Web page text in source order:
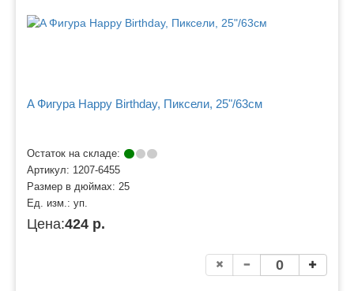
A Фигура Happy Birthday, Пиксели, 25"/63см
Остаток на складе:
Артикул: 1207-6455
Размер в дюймах: 25
Ед. изм.: уп.
Цена:424 р.